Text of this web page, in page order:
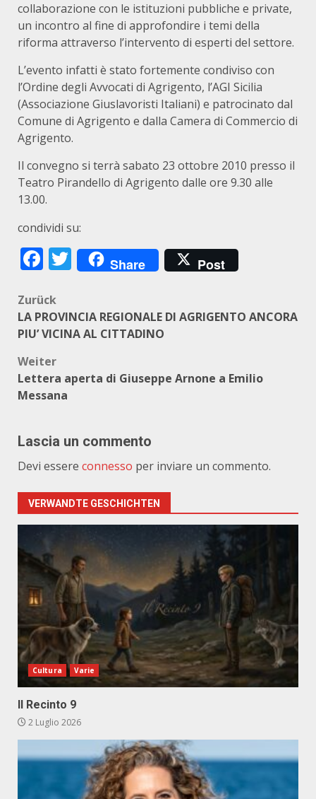
collaborazione con le istituzioni pubbliche e private,
un incontro al fine di approfondire i temi della
riforma attraverso l’intervento di esperti del settore.
L’evento infatti è stato fortemente condiviso con
l’Ordine degli Avvocati di Agrigento, l’AGI Sicilia
(Associazione Giuslavoristi Italiani) e patrocinato dal
Comune di Agrigento e dalla Camera di Commercio di
Agrigento.
Il convegno si terrà sabato 23 ottobre 2010 presso il
Teatro Pirandello di Agrigento dalle ore 9.30 alle
13.00.
condividi su:
Facebook
Twitter
Share Post
Beitragsnavigation
Zurück
LA PROVINCIA REGIONALE DI AGRIGENTO ANCORA
PIU’ VICINA AL CITTADINO
Weiter
Lettera aperta di Giuseppe Arnone a Emilio
Messana
Lascia un commento
Devi essere connesso per inviare un commento.
VERWANDTE GESCHICHTEN
Cultura Varie
Il Recinto 9
2 Luglio 2026